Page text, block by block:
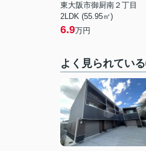
東大阪市御厨南２丁目
2LDK (55.95㎡)
6.9万円
よく見られてい